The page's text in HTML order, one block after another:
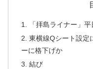
1. 「拝島ライナー」平
2. 東横線Qシート設定
ーに格下げか
3. 結び